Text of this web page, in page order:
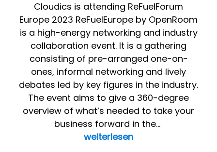
Cloudics is attending ReFuelForum
Europe 2023 ReFuelEurope by OpenRoom
is a high-energy networking and industry
collaboration event. It is a gathering
consisting of pre-arranged one-on-
ones, informal networking and lively
debates led by key figures in the industry.
The event aims to give a 360-degree
overview of what’s needed to take your
business forward in the…
Cloudics
weiterlesen